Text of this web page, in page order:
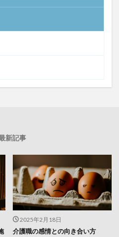
新記事
2025年2月18日
介護職の感情との向き合い方